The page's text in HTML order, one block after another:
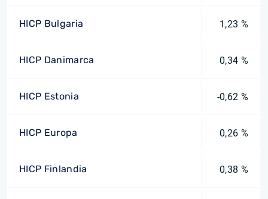
HICP Bulgaria 1,23 %
HICP Danimarca 0,34 %
HICP Estonia -0,62 %
HICP Europa 0,26 %
HICP Finlandia 0,38 %